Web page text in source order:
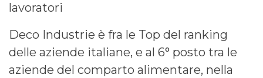
lavoratori
Deco Industrie è fra le Top del ranking
delle aziende italiane, e al 6° posto tra le
aziende del comparto alimentare, nella